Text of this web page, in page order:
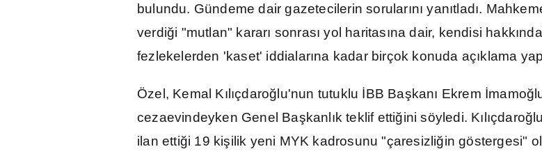
bulundu. Gündeme dair gazetecilerin sorularını yanıtladı.
verdiği "mutlan" kararı sonrası yol haritasına dair, kendisi hakkı
fezlekelerden 'kaset' iddialarına kadar birçok konuda açıklama
Özel, Kemal Kı ıçdaroğ lu'nun tutuklu İBB Başkanı Ekrem İmamoğ
cezaevindeyken Genel Başkanl ık teklif ettiğini söyledi. Kı ıçdaroğ
ilan ettiği 19 kişilik yeni MYK kadrosunu "çaresizliğin göstergesi"